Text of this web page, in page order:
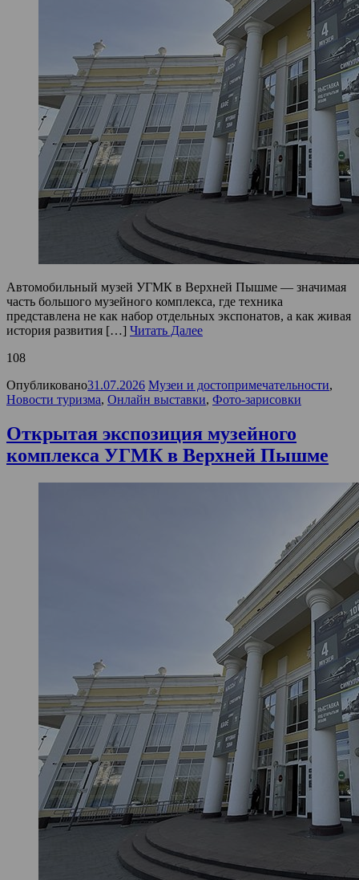
Автомобильный музей УГМК в Верхней Пышме — значимая
часть большого музейного комплекса, где техника
представлена не как набор отдельных экспонатов, а как живая
история развития […] Читать Далее
108
Опубликовано31.07.2026 Музеи и достопримечательности,
Новости туризма, Онлайн выставки, Фото-зарисовки
Открытая экспозиция музейного
комплекса УГМК в Верхней Пышме